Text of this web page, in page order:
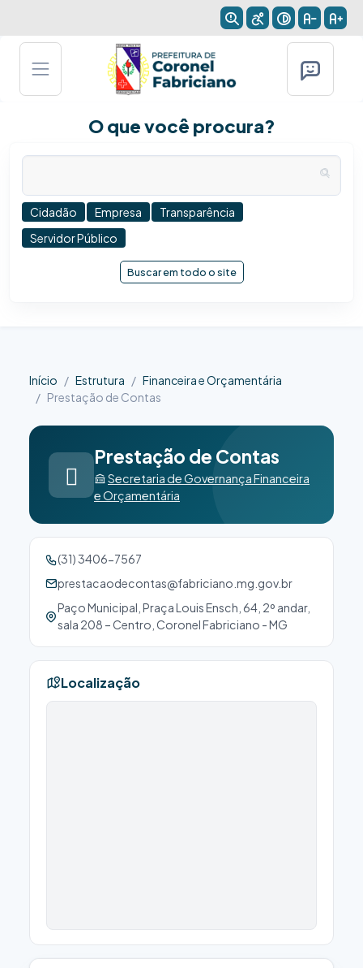
O que você procura?
Cidadão Empresa
Transparência
Servidor Público
Buscar em todo o site
Início Estrutura
Financeira e Orçamentária
Prestação de Contas
Prestação de Contas
Secretaria de Governança Financeira
e Orçamentária
(31) 3406-7567
prestacaodecontas@fabriciano.mg.gov.br
Paço Municipal, Praça Louis Ensch, 64, 2º andar,
sala 208 – Centro, Coronel Fabriciano - MG
Localização